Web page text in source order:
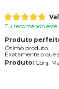
Eu recomendo
Produto
Ótimo produto.
Exatamente o que
Produto:Conj.